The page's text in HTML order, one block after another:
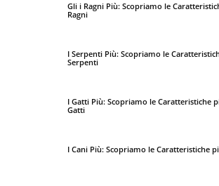
Gli i Ragni Più: Scopriamo le
Ragni
I Serpenti Più: Scopriamo le
Serpenti
I Gatti Più: Scopriamo le Caratteristiche
Gatti
I Cani Più: Scopriamo le Caratteristiche